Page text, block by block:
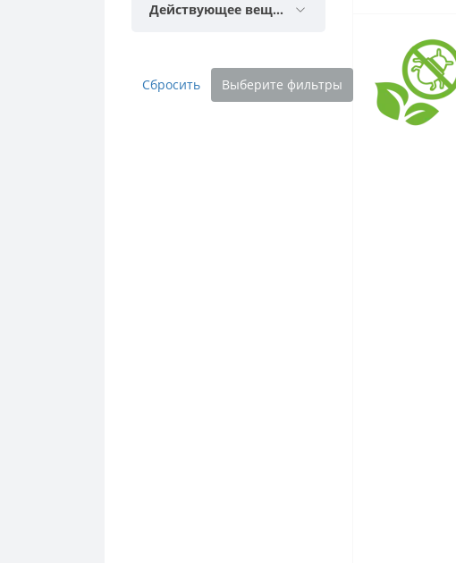
Действующее вещество
Сбросить Выберите фильтры